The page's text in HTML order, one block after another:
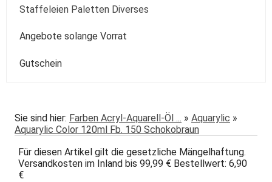
Paste
Verzögerer Liquid
Sonstige
Molotow
POSCA
Winsor&Newton Aquarell
Zentangle-Zeichensets
Bogenware
echt Bütten Blocks
Winsor&Newton
Skizze Transparent Universal
Canson
Fabriano
Hahnemühle
Lana
Skizzenbücher
Daler-Rowney
Hahnemühle
Talens
Passepartout
Speckstein Plastilin u.a.
Werkzeug
Staffeleien Paletten Diverses
Staffeleien
Paletten Pinselzubehör
Angebote solange Vorrat
Gutschein
Sie sind hier: Farben Acryl-Aquarell-Öl ... » Aquarylic »
Aquarylic Color 120ml Fb. 150 Schokobraun
Für diesen Artikel gilt die gesetzliche Mängelhaftung.
Versandkosten im Inland bis 99,99 € Bestellwert: 6,90
€